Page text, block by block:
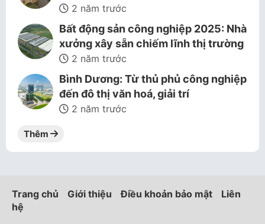
2 năm trước
Bất động sản công nghiệp 2025: Nhà
xưởng xây sẵn chiếm lĩnh thị trường
2 năm trước
Bình Dương: Từ thủ phủ công nghiệp
đến đô thị văn hoá, giải trí
2 năm trước
Thêm
Trang chủ Giới thiệu Điều khoản bảo mật
Liên
hệ